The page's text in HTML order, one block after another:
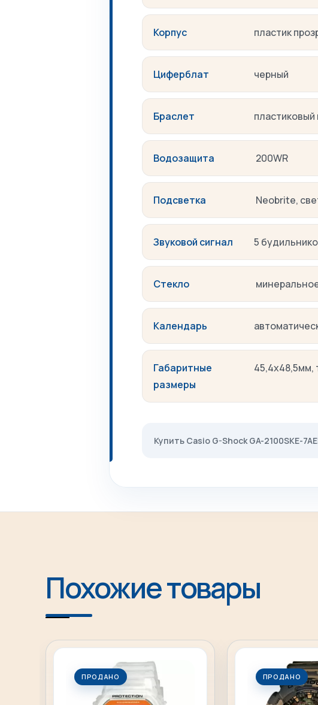
Корпус пластик
Циферблат черный
Браслет
Водозащита 200WR
Подсветка Neobrite,
Звуковой сигнал 5
Стекло
Календарь
Габаритные
размеры
45,4х48,5мм,
Купить Casio G-Shock GA-2100SKE-
Похожие товары
ПРОДАНО ПРОДАНО